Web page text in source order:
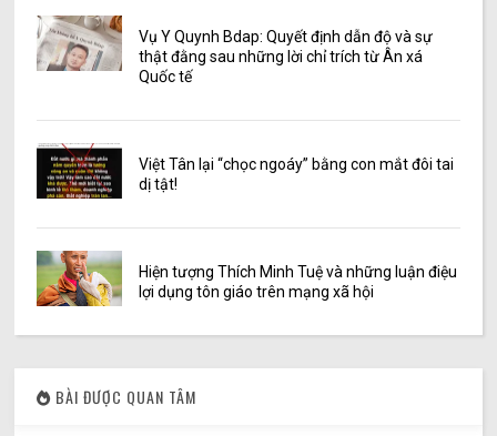
Vụ Y Quynh Bdap: Quyết định dẫn độ và sự
thật đằng sau những lời chỉ trích từ Ân xá
Quốc tế
Việt Tân lại “chọc ngoáy” bằng con mắt đôi tai
dị tật!
Hiện tượng Thích Minh Tuệ và những luận điệu
lợi dụng tôn giáo trên mạng xã hội
BÀI ĐƯỢC QUAN TÂM